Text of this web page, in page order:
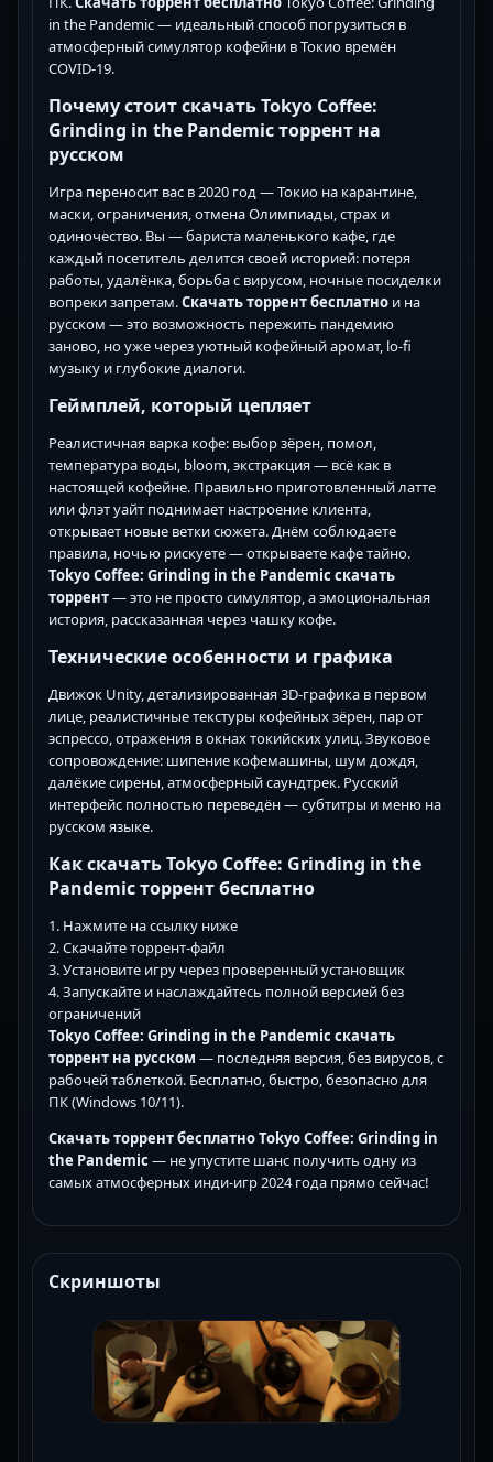
in the Pandemic — идеальный способ погрузиться в
атмосферный симулятор кофейни в Токио времён
COVID-19.
Почему стоит скачать Tokyo Coffee:
Grinding in the Pandemic торрент на
русском
Игра переносит вас в 2020 год — Токио на карантине,
маски, ограничения, отмена Олимпиады, страх и
одиночество. Вы — бариста маленького кафе, где
каждый посетитель делится своей историей: потеря
работы, удалёнка, борьба с вирусом, ночные посиделки
вопреки запретам.Скачать торрент бесплатно и на
русском — это возможность пережить пандемию
заново, но уже через уютный кофейный аромат, lo-fi
музыку и глубокие диалоги.
Геймплей, который цепляет
Реалистичная варка кофе: выбор зёрен, помол,
температура воды, bloom, экстракция — всё как в
настоящей кофейне. Правильно приготовленный латте
или флэт уайт поднимает настроение клиента,
открывает новые ветки сюжета. Днём соблюдаете
правила, ночью рискуете — открываете кафе тайно.
Tokyo Coffee: Grinding in the Pandemic скачать
торрент— это не просто симулятор, а эмоциональная
история, рассказанная через чашку кофе.
Технические особенности и графика
Движок Unity, детализированная 3D-графика в первом
лице, реалистичные текстуры кофейных зёрен, пар от
эспрессо, отражения в окнах токийских улиц. Звуковое
сопровождение: шипение кофемашины, шум дождя,
далёкие сирены, атмосферный саундтрек. Русский
интерфейс полностью переведён — субтитры и меню на
русском языке.
Как скачать Tokyo Coffee: Grinding in the
Pandemic торрент бесплатно
1. Нажмите на ссылку ниже
2. Скачайте торрент-файл
3. Установите игру через проверенный установщик
4. Запускайте и наслаждайтесь полной версией без
ограничений
Tokyo Coffee: Grinding in the Pandemic скачать
торрент на русском — последняя версия, без вирусов, с
рабочей таблеткой. Бесплатно, быстро, безопасно для
ПК (Windows 10/11).
Скачать торрент бесплатно Tokyo Coffee: Grinding in
the Pandemic— не упустите шанс получить одну из
самых атмосферных инди-игр 2024 года прямо сейчас!
Скриншоты